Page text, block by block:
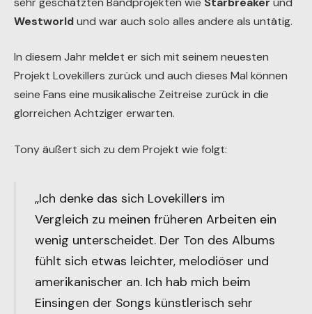
Westworldund war auch solo alles andere als untätig.
In diesem Jahr meldet er sich mit seinem neuesten
Projekt Lovekillers zurück und auch dieses Mal können
seine Fans eine musikalische Zeitreise zurück in die
glorreichen Achtziger erwarten.
Tony äußert sich zu dem Projekt wie folgt:
„Ich denke das sich Lovekillers im
Vergleich zu meinen früheren Arbeiten ein
wenig unterscheidet. Der Ton des Albums
fühlt sich etwas leichter, melodiöser und
amerikanischer an. Ich hab mich beim
Einsingen der Songs künstlerisch sehr